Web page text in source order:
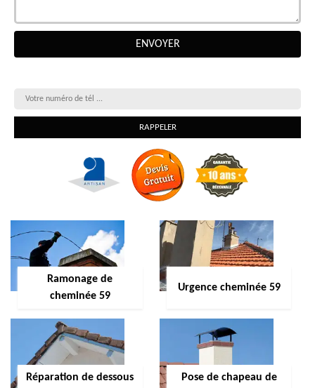
Ramonage de
cheminée 59
Urgence cheminée 59
Réparation de dessous
Pose de chapeau de